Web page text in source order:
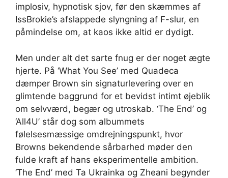
implosiv, hypnotisk sjov, før den skæmmes af
IssBrokie’s afslappede slyngning af F-slur, en
påmindelse om, at kaos ikke altid er dydigt.
Men under alt det sarte fnug er der noget ægte
hjerte. På ‘What You See’ med Quadeca
dæmper Brown sin signaturlevering over en
glimtende baggrund for et bevidst intimt øjeblik
om selvværd, begær og utroskab. ‘The End’ og
‘All4U’ står dog som albummets
følelsesmæssige omdrejningspunkt, hvor
Browns bekendende sårbarhed møder den
fulde kraft af hans eksperimentelle ambition.
‘The End’ med Ta Ukrainka og Zheani begynder